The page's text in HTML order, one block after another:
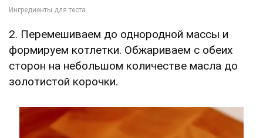
2. Перемешиваем до однородной массы и
формируем котлетки. Обжариваем с обеих
сторон на небольшом количестве масла до
золотистой корочки.